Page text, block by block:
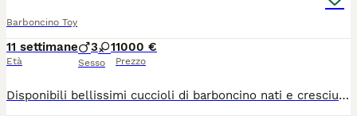
Barboncino Toy
11 settimane
Età
3 1
Sesso
1000 €
Prezzo
Disponibili bellissimi cuccioli di barboncino nati e cresciuti in un ambiente familiare giocherelloni e coccolosi molto dolci e buoni, ceduti con microchip e primo vaccino e sverminazione fatte, i cuccioli sono bellissimi, per info potete contattarmi anche per telefono o via whatsapp al numero 3318364629